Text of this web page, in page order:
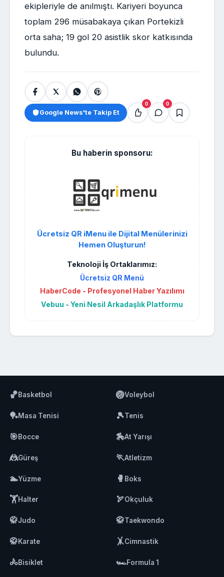
ekipleriyle de anılmıştı. Kariyeri boyunca
toplam 296 müsabakaya çıkan Portekizli
orta saha; 19 gol 20 asistlik skor katkısında
bulundu.
Google News'te Takip Et
0 0
Bu haberin sponsoru:
Ücretsiz QR iMenu ile Dijital Menülerinizi
Hemen Oluşturun!
Teknoloji İş Ortaklarımız:
Ücretsiz QR Menü
HaberCode - Profesyonel Haber Yazılımı
Vebuu - Yeni Nesil Arkadaşlık Platformu
🏀Basketbol 🏐Voleybol
🏓Masa Tenisi 🎾Tenis
🎯Bocce 🏇At Yarışı
🤼Güreş 🏃Atletizm
🏊Yüzme 🥊 Boks
🏋️Halter 🏹Okçuluk
🥋Judo 🥋Taekwondo
🥋Karate 🤸Cimnastik
🚴Bisiklet 🏎️Formula 1